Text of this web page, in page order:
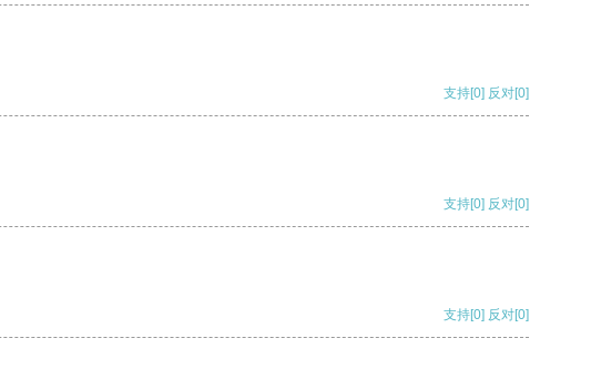
支持[0] 反对[0]
支持[0] 反对[0]
支持[0] 反对[0]